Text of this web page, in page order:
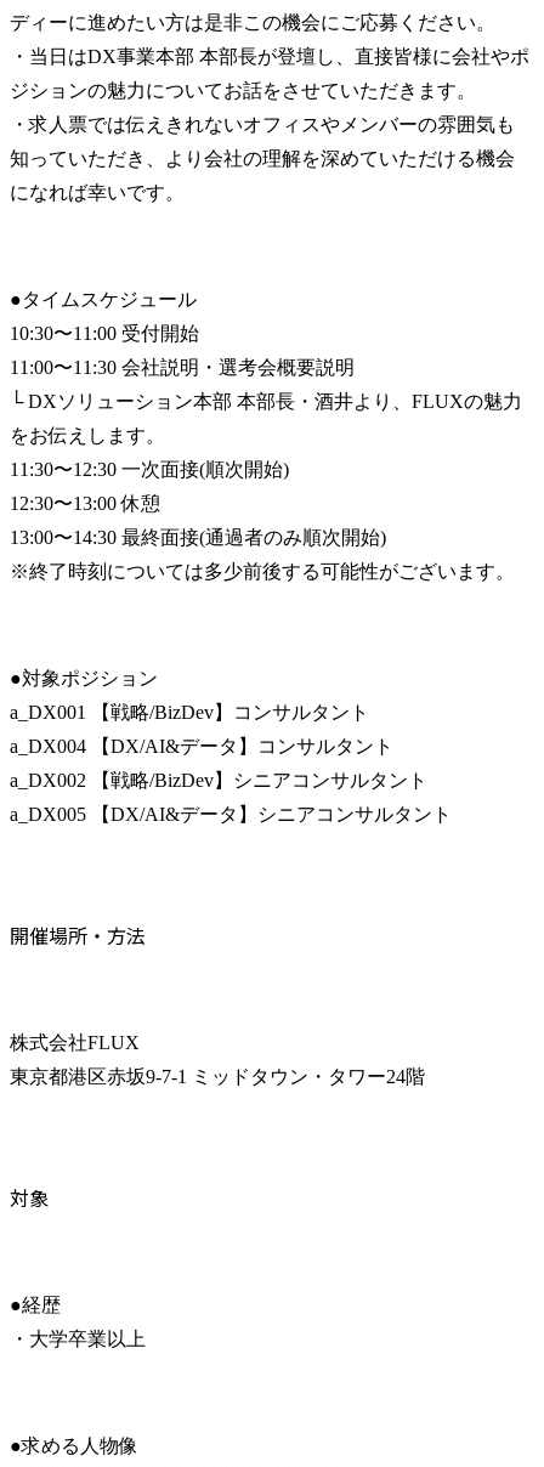
ディーに進めたい方は是非この機会にご応募ください。
・当日はDX事業本部 本部長が登壇し、直接皆様に会社やポ
ジションの魅力についてお話をさせていただきます。
・求人票では伝えきれないオフィスやメンバーの雰囲気も
知っていただき、より会社の理解を深めていただける機会
になれば幸いです。
●タイムスケジュール
10:30〜11:00 受付開始
11:00〜11:30 会社説明・選考会概要説明
└ DXソリューション本部 本部長・酒井より、FLUXの魅力
をお伝えします。
11:30〜12:30 一次面接(順次開始)
12:30〜13:00 休憩
13:00〜14:30 最終面接(通過者のみ順次開始)
※終了時刻については多少前後する可能性がございます。
●対象ポジション
a_DX001 【戦略/BizDev】コンサルタント
a_DX004 【DX/AI&データ】コンサルタント
a_DX002 【戦略/BizDev】シニアコンサルタント
a_DX005 【DX/AI&データ】シニアコンサルタント
開催場所・方法
株式会社FLUX
東京都港区赤坂9-7-1 ミッドタウン・タワー24階
対象
●経歴
・大学卒業以上
●求める人物像